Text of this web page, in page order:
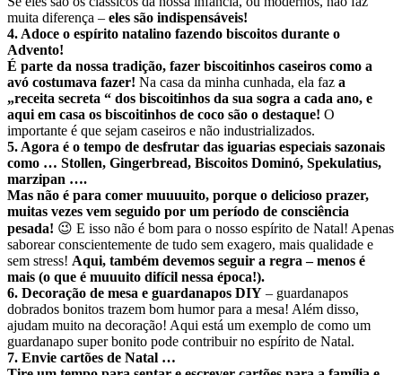
muita diferença – eles são indispensáveis!
4. Adoce o espírito natalino fazendo biscoitos durante o
Advento!
É parte da nossa tradição, fazer biscoitinhos caseiros como a
avó costumava fazer! Na casa da minha cunhada, ela faz a
„receita secreta “ dos biscoitinhos da sua sogra a cada ano, e
aqui em casa os biscoitinhos de coco são o destaque! O
importante é que sejam caseiros e não industrializados.
5. Agora é o tempo de desfrutar das iguarias especiais sazonais
como … Stollen, Gingerbread, Biscoitos Dominó, Spekulatius,
marzipan ….
Mas não é para comer muuuuito, porque o delicioso prazer,
muitas vezes vem seguido por um período de consciência
pesada! 😉 E isso não é bom para o nosso espírito de Natal! Apenas
saborear conscientemente de tudo sem exagero, mais qualidade e
sem stress! Aqui, também devemos seguir a regra – menos é
mais (o que é muuuito difícil nessa época!).
6. Decoração de mesa e guardanapos DIY – guardanapos
dobrados bonitos trazem bom humor para a mesa! Além disso,
ajudam muito na decoração! Aqui está um exemplo de como um
guardanapo super bonito pode contribuir no espírito de Natal.
7. Envie cartões de Natal …